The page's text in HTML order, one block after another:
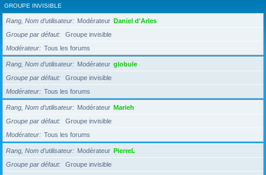
GROUPE INVISIBLE
Rang, Nom d’utilisateur Modérateur Daniel d'Arles
Groupe par défaut
Groupe invisible
Modérateur
Tous les forums
Rang, Nom d’utilisateur Modérateur globule
Groupe par défaut
Groupe invisible
Modérateur
Tous les forums
Rang, Nom d’utilisateur Modérateur Marieh
Groupe par défaut
Groupe invisible
Modérateur
Tous les forums
Rang, Nom d’utilisateur Modérateur PierreL
Groupe par défaut
Groupe invisible